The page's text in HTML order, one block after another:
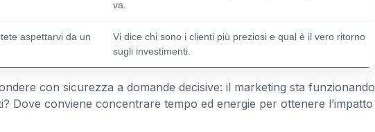
va.
aspettarvi da un
Vi dice chi sono i clienti più preziosi e qual è il vero ritorno
sugli investimenti.
con sicurezza a domande decisive: il marketing sta funzionando
Dove conviene concentrare tempo ed energie per ottenere l’impatto